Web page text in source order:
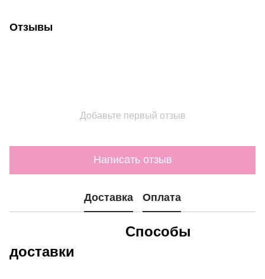
Отзывы
Добавьте первый отзыв
Написать отзыв
Доставка Оплата
Способы
доставки